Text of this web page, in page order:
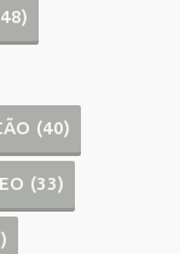
(40)
(33)